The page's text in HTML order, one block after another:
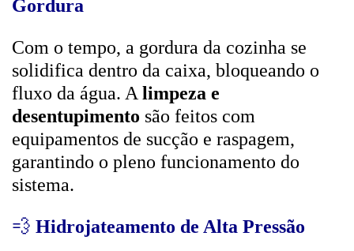
Gordura
Com o tempo, a gordura da cozinha se
solidifica dentro da caixa, bloqueando o
fluxo da água. A limpeza e
desentupimento são feitos com
equipamentos de sucção e raspagem,
garantindo o pleno funcionamento do
sistema.
💨 Hidrojateamento de Alta Pressão